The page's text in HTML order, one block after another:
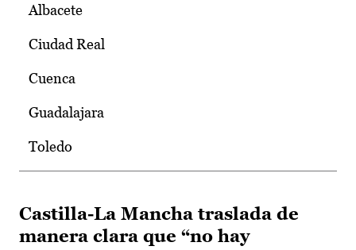
Albacete
Ciudad Real
Cuenca
Guadalajara
Toledo
Castilla-La Mancha traslada de
manera clara que “no hay